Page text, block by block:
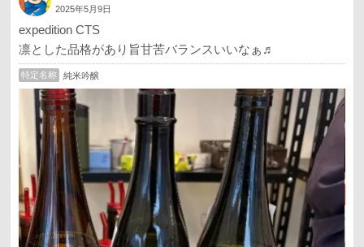
2025年5月9日
expedition CTS
凛とした品格があり旨甘苦バランスいいなぁ♬
特定名称 純米吟醸